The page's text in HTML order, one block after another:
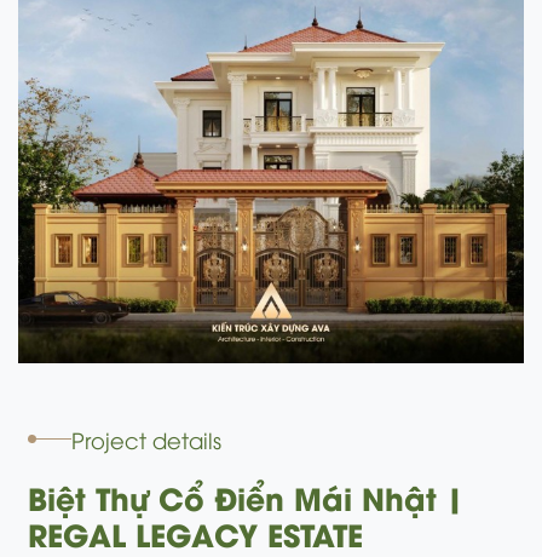
Project details
Biệt Thự Cổ Điển Mái Nhật |
REGAL LEGACY ESTATE